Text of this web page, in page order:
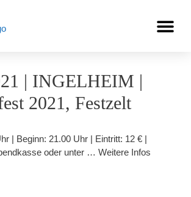
| INGELHEIM |
2021, Festzelt
| Beginn: 21.00 Uhr | Eintritt: 12 € |
oder unter … Weitere Infos